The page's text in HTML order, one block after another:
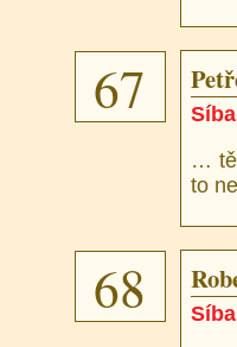
67
Síba
…
to
68
Síba